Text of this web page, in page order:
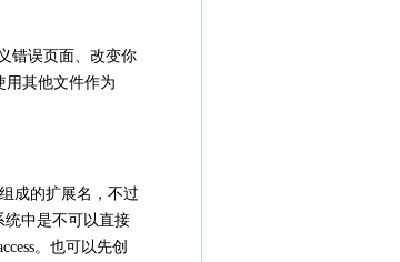
错误页面、改变你
用其他文件作为
成的扩展名，不过
中是不可以直接
。也可以先创